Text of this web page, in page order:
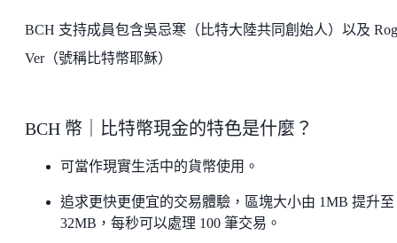
BCH 支持成員包含吳忌寒（比特大陸共同創始人）以及
Ver（號稱比特幣耶穌）
BCH 幣｜比特幣現金的特色是什麼？
可當作現實生活中的貨幣使用。
追求更快更便宜的交易體驗，區塊大小由 1MB 提升至
32MB，每秒可以處理 100 筆交易。